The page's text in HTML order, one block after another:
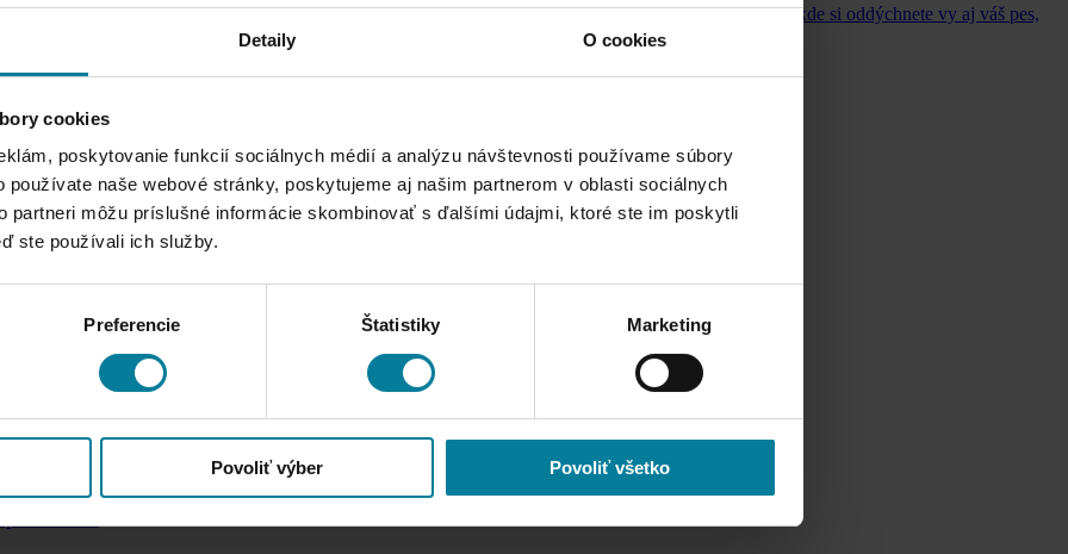
Detaily O cookies
cookies
poskytovanie funkcií sociálnych médií a analýzu návštevnosti používame súbory
používate naše webové stránky, poskytujeme aj našim partnerom v oblasti sociálnych
partneri môžu príslušné informácie skombinovať s ďalšími údajmi, ktoré ste im poskytli
ste používali ich služby.
Preferencie Štatistiky Marketing
Povoliť výber Povoliť všetko
štvornohý parťák je súčasťou rodiny – a presne tak by sa mal cítiť aj na dovolenke. Ak hľadáte miesto, kde si oddýchnete vy aj váš pes,
jaskyne, Liptovskú Maru či múzeá. Ubytujte sa komfortne v rezorte Maladinovo.
Fantázia Liptov Park, Luminaverse, Ilusia či Liptovská Mara.
12 osôb